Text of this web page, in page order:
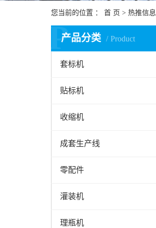
您当前的位置 ： 首 页 > 热推信息
产品分类 Product
P
套标机
贴标机
收缩机
成套生产线
零配件
灌装机
理瓶机